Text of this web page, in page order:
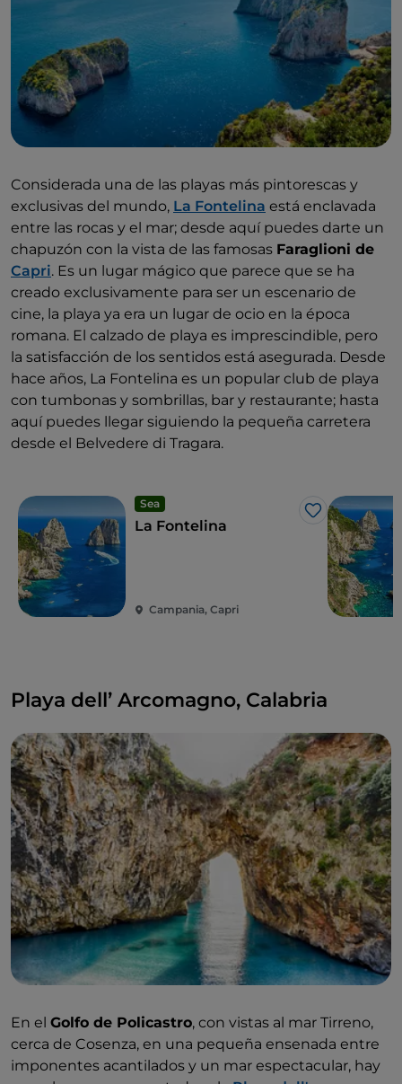
Considerada una de las playas más pintorescas y
exclusivas del mundo, La Fontelina está enclavada
entre las rocas y el mar; desde aquí puedes darte un
chapuzón con la vista de las famosas Faraglioni de
Capri. Es un lugar mágico que parece que se ha
creado exclusivamente para ser un escenario de
cine, la playa ya era un lugar de ocio en la época
romana. El calzado de playa es imprescindible, pero
la satisfacción de los sentidos está asegurada. Desde
hace años, La Fontelina es un popular club de playa
con tumbonas y sombrillas, bar y restaurante; hasta
aquí puedes llegar siguiendo la pequeña carretera
desde el Belvedere di Tragara.
Sea
Me gusta
La Fontelina
Campania, Capri
Playa dell’ Arcomagno, Calabria
En el Golfo de Policastro, con vistas al mar Tirreno,
cerca de Cosenza, en una pequeña ensenada entre
imponentes acantilados y un mar espectacular, hay